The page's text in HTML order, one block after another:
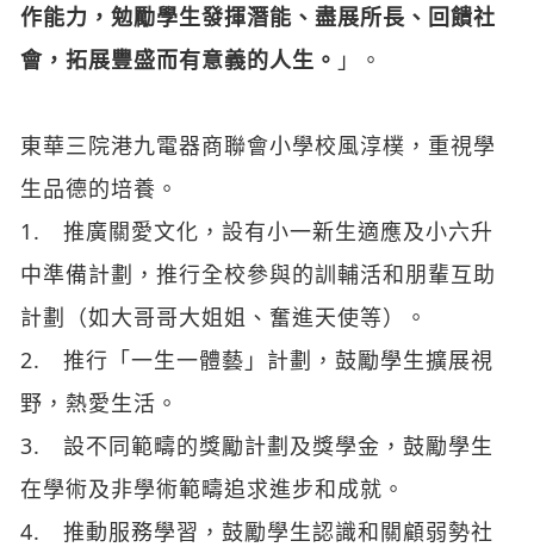
作能力，勉勵學生發揮潛能、盡展所長、回饋社
會，拓展豐盛而有意義的人生。 」。
東華三院港九電器商聯會小學校風淳樸，重視學
生品德的培養。
1. 推廣關愛文化，設有小一新生適應及小六升
中準備計劃，推行全校參與的訓輔活和朋輩互助
計劃（如大哥哥大姐姐、奮進天使等）。
2. 推行「一生一體藝」計劃，鼓勵學生擴展視
野，熱愛生活。
3. 設不同範疇的獎勵計劃及獎學金，鼓勵學生
在學術及非學術範疇追求進步和成就。
4. 推動服務學習，鼓勵學生認識和關顧弱勢社